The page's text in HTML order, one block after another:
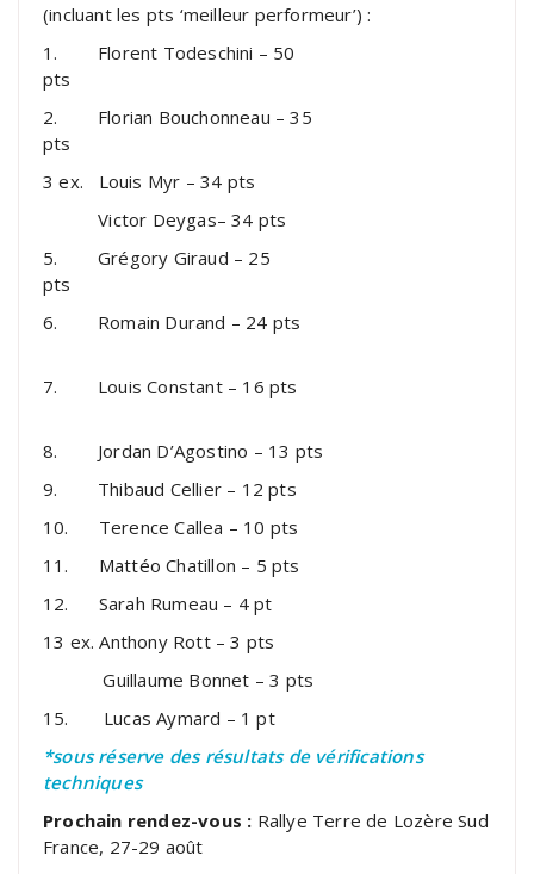
(incluant les pts ‘meilleur performeur’) :
1. Florent Todeschini – 50
pts
2. Florian Bouchonneau – 35
pts
3 ex. Louis Myr – 34 pts
Victor Deygas– 34 pts
5. Grégory Giraud – 25
pts
6. Romain Durand – 24 pts
7. Louis Constant – 16 pts
8. Jordan D’Agostino – 13 pts
9. Thibaud Cellier – 12 pts
10. Terence Callea – 10 pts
11. Mattéo Chatillon – 5 pts
12. Sarah Rumeau – 4 pt
13 ex. Anthony Rott – 3 pts
Guillaume Bonnet – 3 pts
15. Lucas Aymard – 1 pt
*sous réserve des résultats de vérifications
techniques
Prochain rendez-vous : Rallye Terre de Lozère Sud
France, 27-29 août